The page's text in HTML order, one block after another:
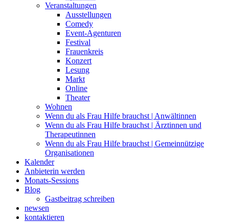
Veranstaltungen
Ausstellungen
Comedy
Event-Agenturen
Festival
Frauenkreis
Konzert
Lesung
Markt
Online
Theater
Wohnen
Wenn du als Frau Hilfe brauchst | Anwältinnen
Wenn du als Frau Hilfe brauchst | Ärztinnen und
Therapeutinnen
Wenn du als Frau Hilfe brauchst | Gemeinnützige
Organisationen
Kalender
Anbieterin werden
Monats-Sessions
Blog
Gastbeitrag schreiben
newsen
kontaktieren